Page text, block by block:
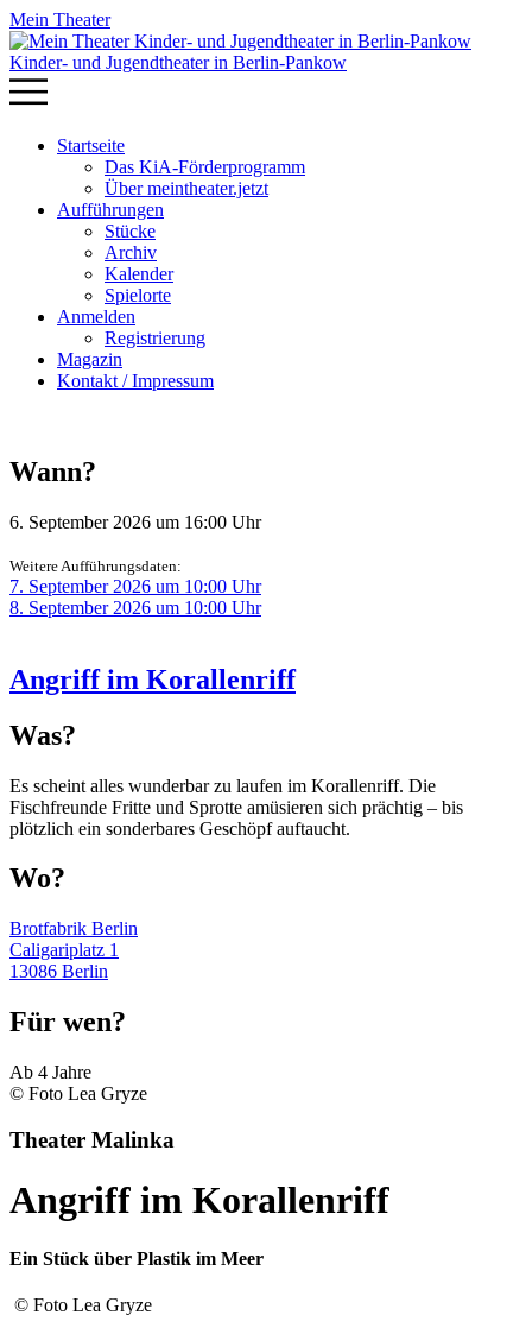
Mein Theater
Kinder- und Jugendtheater in Berlin‑Pankow
Startseite
Das KiA-Förderprogramm
Über meintheater.jetzt
Aufführungen
Stücke
Archiv
Kalender
Spielorte
Anmelden
Registrierung
Magazin
Kontakt / Impressum
Wann?
6. September 2026 um 16:00 Uhr
Weitere Aufführungsdaten:
7. September 2026 um 10:00 Uhr
8. September 2026 um 10:00 Uhr
Angriff im Korallenriff
Was?
Es scheint alles wunderbar zu laufen im Korallenriff. Die
Fischfreunde Fritte und Sprotte amüsieren sich prächtig – bis
plötzlich ein sonderbares Geschöpf auftaucht.
Wo?
Brotfabrik Berlin
Caligariplatz 1
13086 Berlin
Für wen?
Ab 4 Jahre
© Foto Lea Gryze
Theater Malinka
Angriff im Korallenriff
Ein Stück über Plastik im Meer
© Foto Lea Gryze